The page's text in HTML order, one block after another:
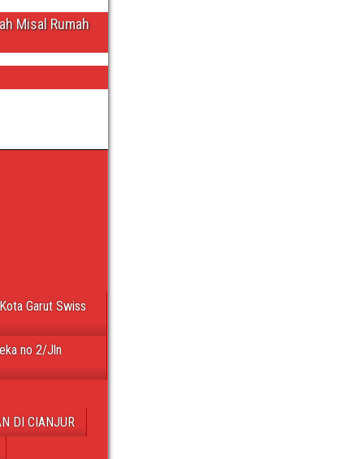
Misal Rumah
Garut Swiss
no 2/Jln
DI CIANJUR